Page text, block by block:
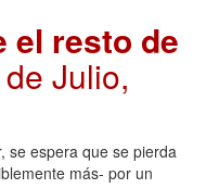
el resto de
Julio,
se espera que se pierda
más- por un